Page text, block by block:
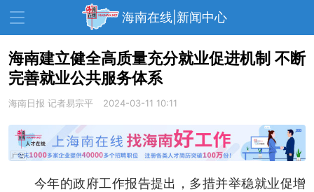
海南在线|新闻中心
资讯中心 热点 旅游
教育 健康 房产
海南建立健全高质量充分就业促进机制 不断
完善就业公共服务体系
海南日报 记者易宗平 2024-03-11 10:11
今年的政府工作报告提出，多措并举稳就业促增